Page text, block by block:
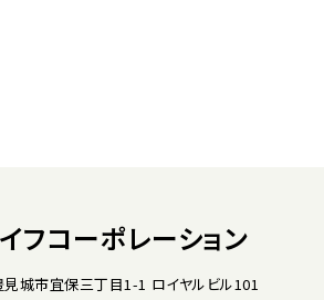
フコーポレーション
城市宜保三丁目1-1 ロイヤルビル101